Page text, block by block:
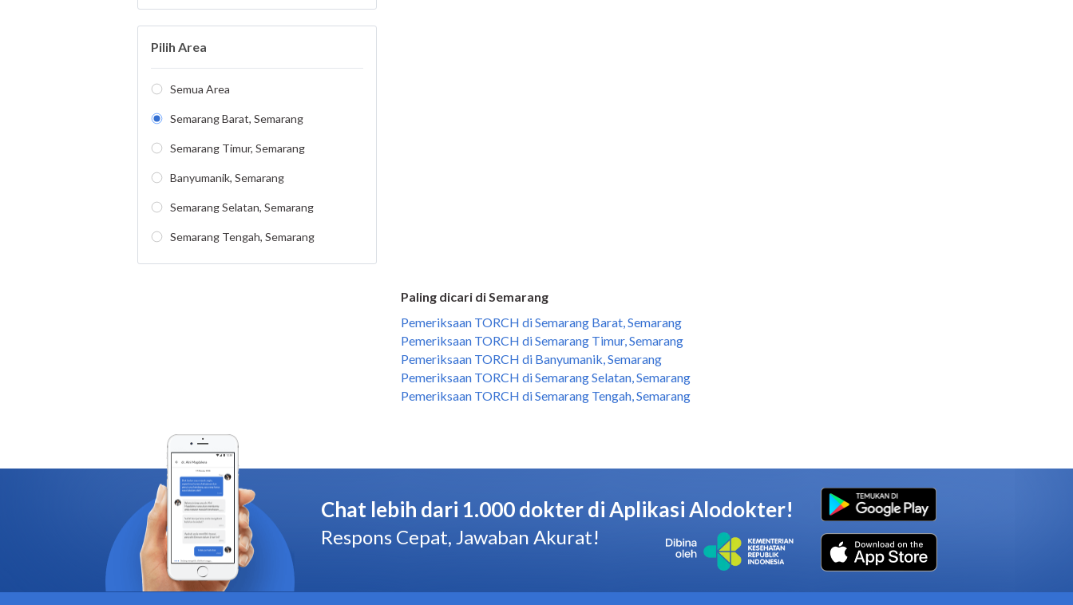
Paling dicari di Semarang
Pemeriksaan TORCH di Semarang Barat, Semarang
Pemeriksaan TORCH di Semarang Timur, Semarang
Pemeriksaan TORCH di Banyumanik, Semarang
Pemeriksaan TORCH di Semarang Selatan, Semarang
Pemeriksaan TORCH di Semarang Tengah, Semarang